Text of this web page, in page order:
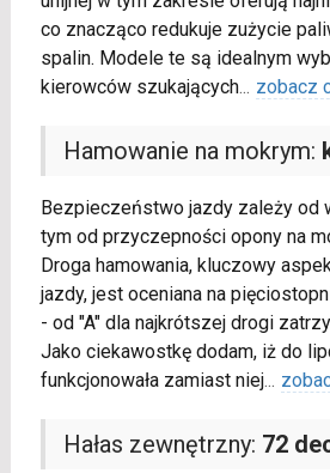
co znacząco redukuje zużycie
spalin. Modele te są idealnym
kierowców szukających... zobacz
Hamowanie na mokrym:
Bezpieczeństwo jazdy zależy od
tym od przyczepności opony na
Droga hamowania, kluczowy
jazdy, jest oceniana na
- od "A" dla najkrótszej drogi
Jako ciekawostkę dodam, iż do
funkcjonowała zamiast niej...
Hałas zewnętrzny: 72